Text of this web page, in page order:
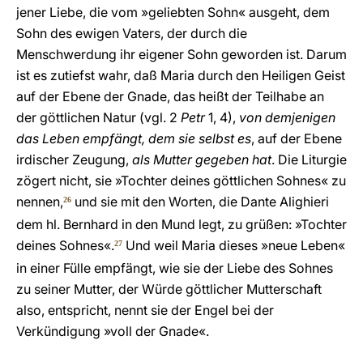
jener Liebe, die vom »geliebten Sohn« ausgeht, dem
Sohn des ewigen Vaters, der durch die
Menschwerdung ihr eigener Sohn geworden ist. Darum
ist es zutiefst wahr, daß Maria durch den Heiligen Geist
auf der Ebene der Gnade, das heißt der Teilhabe an
der göttlichen Natur (vgl. 2 Petr1, 4), von demjenigen
das Leben empfängt, dem sie selbst es, auf der Ebene
irdischer Zeugung, als Mutter gegeben hat. Die Liturgie
zögert nicht, sie »Tochter deines göttlichen Sohnes« zu
nennen,26 und sie mit den Worten, die Dante Alighieri
dem hl. Bernhard in den Mund legt, zu grüßen: »Tochter
deines Sohnes«.27 Und weil Maria dieses »neue Leben«
in einer Fülle empfängt, wie sie der Liebe des Sohnes
zu seiner Mutter, der Würde göttlicher Mutterschaft
also, entspricht, nennt sie der Engel bei der
Verkündigung »voll der Gnade«.